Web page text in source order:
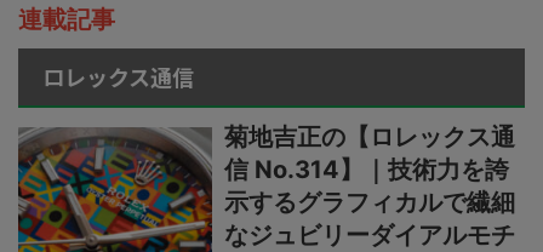
連載記事
ロレックス通信
菊地吉正の【ロレックス通
信 No.314】｜技術力を誇
示するグラフィカルで繊細
なジュビリーダイアルモチ